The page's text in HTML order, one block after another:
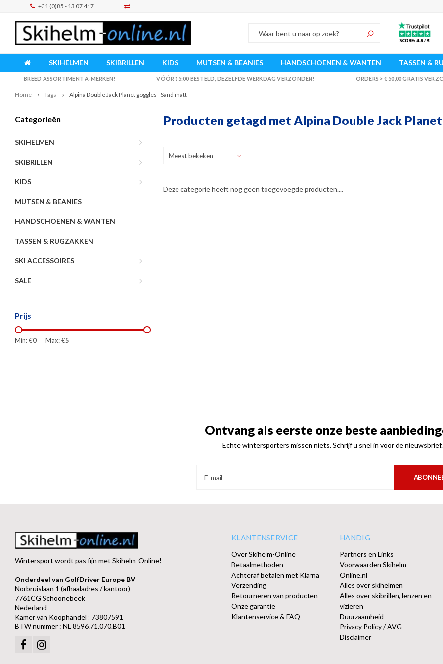
+31 (0)85 - 13 07 417
SKIHELMEN SKIBRILLEN KIDS MUTSEN & BEANIES HANDSCHOENEN & WANTEN TASSEN &
BREED ASSORTIMENT A-MERKEN! VÓÓR 15:00 BESTELD, DEZELFDE WERKDAG VERZONDEN! ORDERS > € 50,00 GRATIS
Home Tags Alpina Double Jack Planet goggles - Sand matt
Categorieën
SKIHELMEN
SKIBRILLEN
KIDS
MUTSEN & BEANIES
HANDSCHOENEN & WANTEN
TASSEN & RUGZAKKEN
SKI ACCESSOIRES
SALE
Prijs
Min: €0 Max: €5
Producten getagd met Alpina Double Jack
Meest bekeken
Deze categorie heeft nog geen toegevoegde producten....
Ontvang als eerste onze beste
Echte wintersporters missen niets. Schrijf u snel in voor de nieuwsbrief.
Wintersport wordt pas fijn met Skihelm-Online!
Onderdeel van GolfDriver Europe BV
Norbruislaan 1 (afhaaladres / kantoor)
7761CG Schoonebeek
Nederland
Kamer van Koophandel : 73807591
BTW nummer : NL 8596.71.070.B01
KLANTENSERVICE
Over Skihelm-Online
Betaalmethoden
Achteraf betalen met Klarna
Verzending
Retourneren van producten
Onze garantie
Klantenservice & FAQ
HANDIG
Partners en Links
Voorwaarden Skihelm-
Online.nl
Alles over skihelmen
Alles over skibrillen, lenzen en
vizieren
Duurzaamheid
Privacy Policy / AVG
Disclaimer